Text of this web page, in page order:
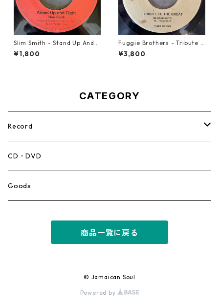
Slim Smith - Stand Up And F
ight 【7-21832】
¥1,800
Fuggie Brothers - Tribute T
o The Great【7-21765】
¥3,800
CATEGORY
Record
Mento,Calypso,Ballad
Ska
CD・DVD
Goods
商品一覧に戻る
© Jamaican Soul
Powered by